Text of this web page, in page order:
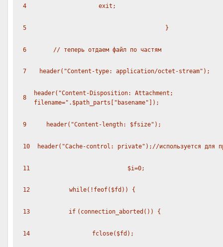
4 exit ;
5 }
6 // теперь отдаем файл по частям
7 header( "Content-type: application/octet-stream" );
8
header( "Content-Disposition: Attachment;
filename=" . $path_parts "basename" ]);
9 header( "Content-length: $fsize" );
10 header( "Cache-control: private" ); //используется для
11 $i=0;
12 while(! feof( $fd )) {
13 if (connection_aborted()) {
14 fclose( $fd );